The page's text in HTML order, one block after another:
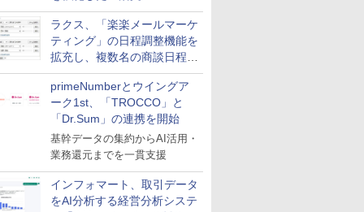
送信防止アドインサービス」
を提供
ラクス、「楽楽メールマーケ
ティング」の日程調整機能を
拡充し、複数名の商談日程調
整を効率化
primeNumberとウイングア
ーク1st、「TROCCO」と
「Dr.Sum」の連携を開始
基幹データの集約からAI活用・
業務還元までを一貫支援
インフォマート、取引データ
をAI分析する経営分析システ